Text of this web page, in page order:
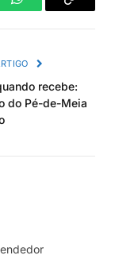
WhatsAppCopiar
recebe:
do Pé-de-Meia